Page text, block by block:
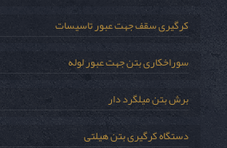
کرگیری سقف جهت عبور تاسیسات
سوراخکاری بتن جهت عبور لوله
برش بتن میلگرد دار
دستگاه کرگیری بتن هیلتی